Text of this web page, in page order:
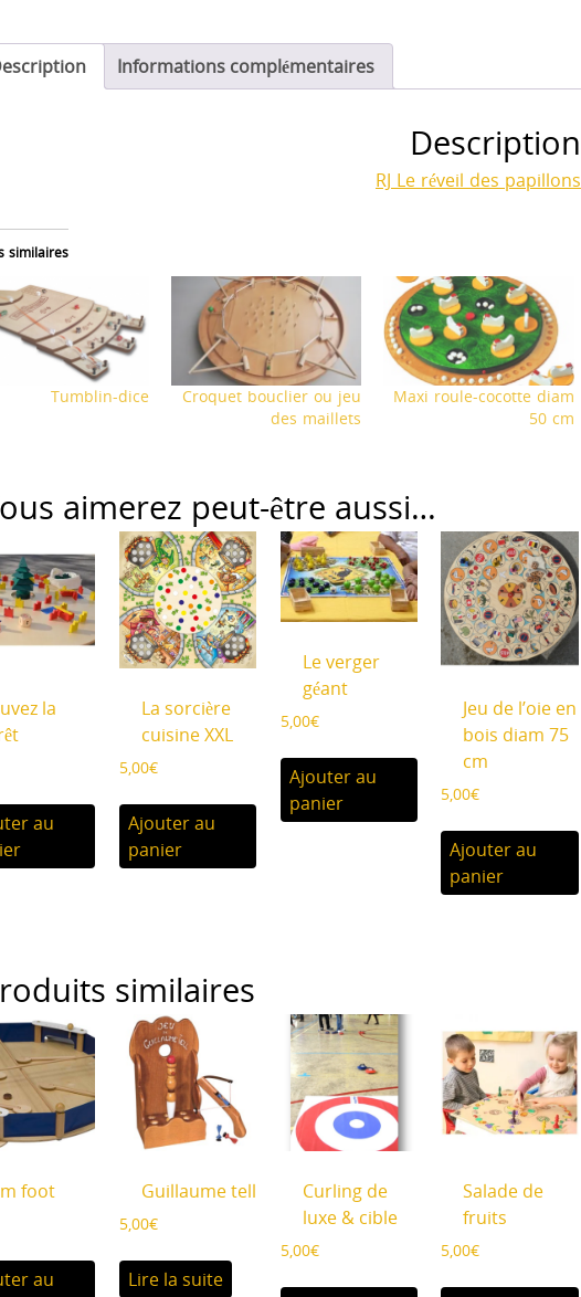
cm
Informations complémentaires
Description
RJ Le réveil des papillons
similaires
Tumblin-dice
Croquet bouclier ou jeu
des maillets
Maxi roule-cocotte diam
50 cm
aimerez peut-être aussi…
la
au
La sorcière
cuisine XXL
5,00€
Ajouter au
panier
Le verger
géant
5,00€
Ajouter au
panier
Jeu de l’oie en
bois diam 75
cm
5,00€
Ajouter au
panier
similaires
foot
au
Guillaume tell
5,00€
Lire la suite
Curling de
luxe & cible
5,00€
Salade de
fruits
5,00€